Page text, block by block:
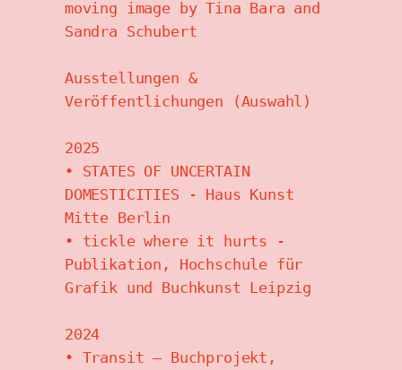
moving image by Tina Bara and
Sandra Schubert
Ausstellungen &
Veröffentlichungen (Auswahl)
2025
• STATES OF UNCERTAIN
DOMESTICITIES - Haus Kunst
Mitte Berlin
• tickle where it hurts -
Publikation, Hochschule für
Grafik und Buchkunst Leipzig
2024
• Transit – Buchprojekt,